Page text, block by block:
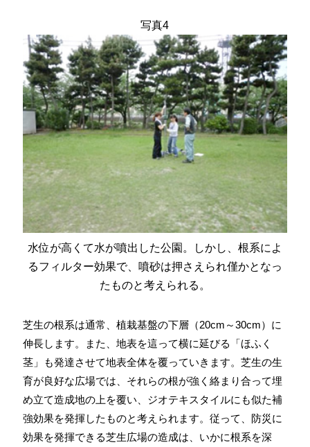
写真4
水位が高くて水が噴出した公園。しかし、根系によ
るフィルター効果で、噴砂は押さえられ僅かとなっ
たものと考えられる。
芝生の根系は通常、植栽基盤の下層（20cm～30cm）に
伸長します。また、地表を這って横に延びる「ほふく
茎」も発達させて地表全体を覆っていきます。芝生の生
育が良好な広場では、それらの根が強く絡まり合って埋
め立て造成地の上を覆い、ジオテキスタイルにも似た補
強効果を発揮したものと考えられます。従って、防災に
効果を発揮できる芝生広場の造成は、いかに根系を深